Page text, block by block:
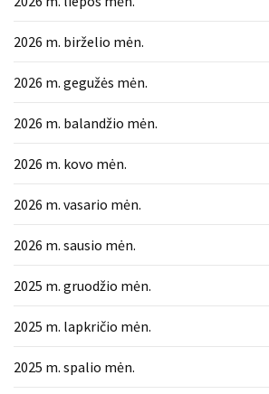
2026 m. birželio mėn.
2026 m. gegužės mėn.
2026 m. balandžio mėn.
2026 m. kovo mėn.
2026 m. vasario mėn.
2026 m. sausio mėn.
2025 m. gruodžio mėn.
2025 m. lapkričio mėn.
2025 m. spalio mėn.